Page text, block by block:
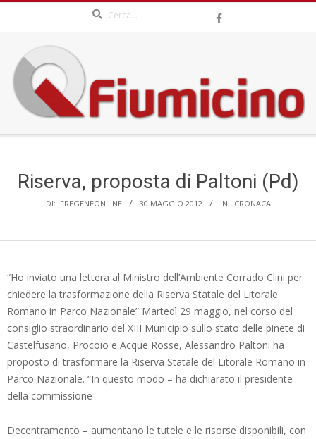
content
QFIUMICINO.COM
MenuRiserva, proposta di Paltoni (Pd)
DI: FREGENEONLINE 30 MAGGIO 2012 IN: CRONACA
“Ho inviato una lettera al Ministro dell’Ambiente Corrado Clini per
chiedere la trasformazione della Riserva Statale del Litorale
Romano in Parco Nazionale” Martedì 29 maggio, nel corso del
consiglio straordinario del XIII Municipio sullo stato delle pinete di
Castelfusano, Procoio e Acque Rosse, Alessandro Paltoni ha
proposto di trasformare la Riserva Statale del Litorale Romano in
Parco Nazionale. “In questo modo – ha dichiarato il presidente
della commissione
Decentramento – aumentano le tutele e le risorse disponibili, con